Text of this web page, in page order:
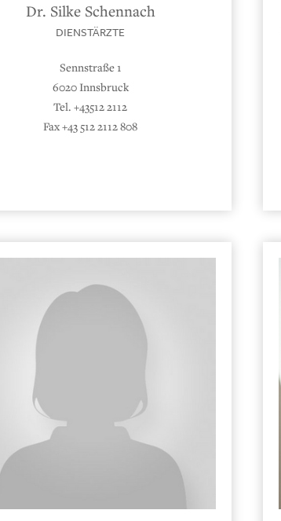
Dr. Silke Schennach
DIENSTÄRZTE
Sennstraße 1
6020 Innsbruck
Tel. +43512 2112
Fax +43 512 2112 808